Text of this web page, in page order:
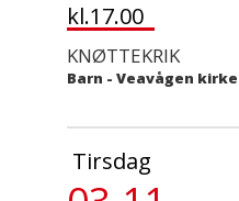
kl.17.00
KNØTTEKRIK
Barn - Veavågen kirke
Tirsdag